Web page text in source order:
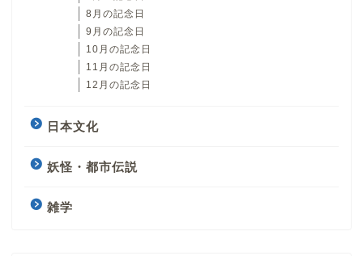
8月の記念日
9月の記念日
10月の記念日
11月の記念日
12月の記念日
日本文化
妖怪・都市伝説
雑学